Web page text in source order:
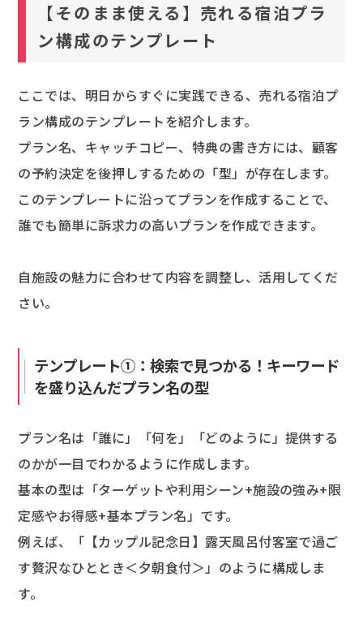
【そのまま使える】売れる宿泊プラ
ン構成のテンプレート
ここでは、明日からすぐに実践できる、売れる宿泊プ
ラン構成のテンプレートを紹介します。
プラン名、キャッチコピー、特典の書き方には、顧客
の予約決定を後押しするための「型」が存在します。
このテンプレートに沿ってプランを作成することで、
誰でも簡単に訴求力の高いプランを作成できます。
自施設の魅力に合わせて内容を調整し、活用してくだ
さい。
テンプレート①：検索で見つかる！キーワード
を盛り込んだプラン名の型
プラン名は「誰に」「何を」「どのように」提供する
のかが一目でわかるように作成します。
基本の型は「ターゲットや利用シーン+施設の強み+限
定感やお得感+基本プラン名」です。
例えば、「【カップル記念日】露天風呂付客室で過ご
す贅沢なひととき＜夕朝食付＞」のように構成しま
す。